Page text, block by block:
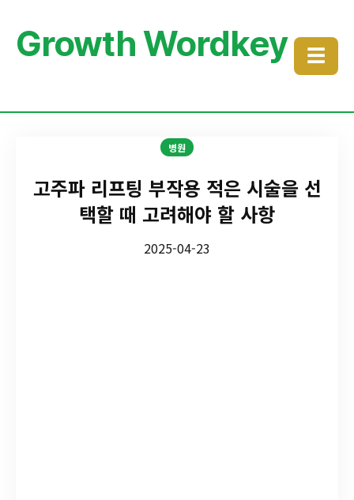
Growth Wordkey ☰
병원
고주파 리프팅 부작용 적은 시술을 선
택할 때 고려해야 할 사항
2025-04-23